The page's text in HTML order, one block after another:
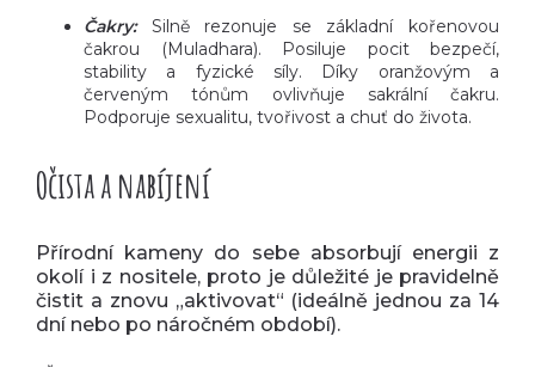
Čakry:
Silně rezonuje se základní kořenovou
čakrou (Muladhara). Posiluje pocit bezpečí,
stability a fyzické síly. Díky oranžovým a
červeným tónům ovlivňuje sakrální čakru.
Podporuje sexualitu, tvořivost a chuť do života.
Očista a nabíjení
Přírodní kameny do sebe absorbují energii z
okolí i z nositele, proto je důležité je pravidelně
čistit a znovu „aktivovat“ (ideálně jednou za 14
dní nebo po náročném období).